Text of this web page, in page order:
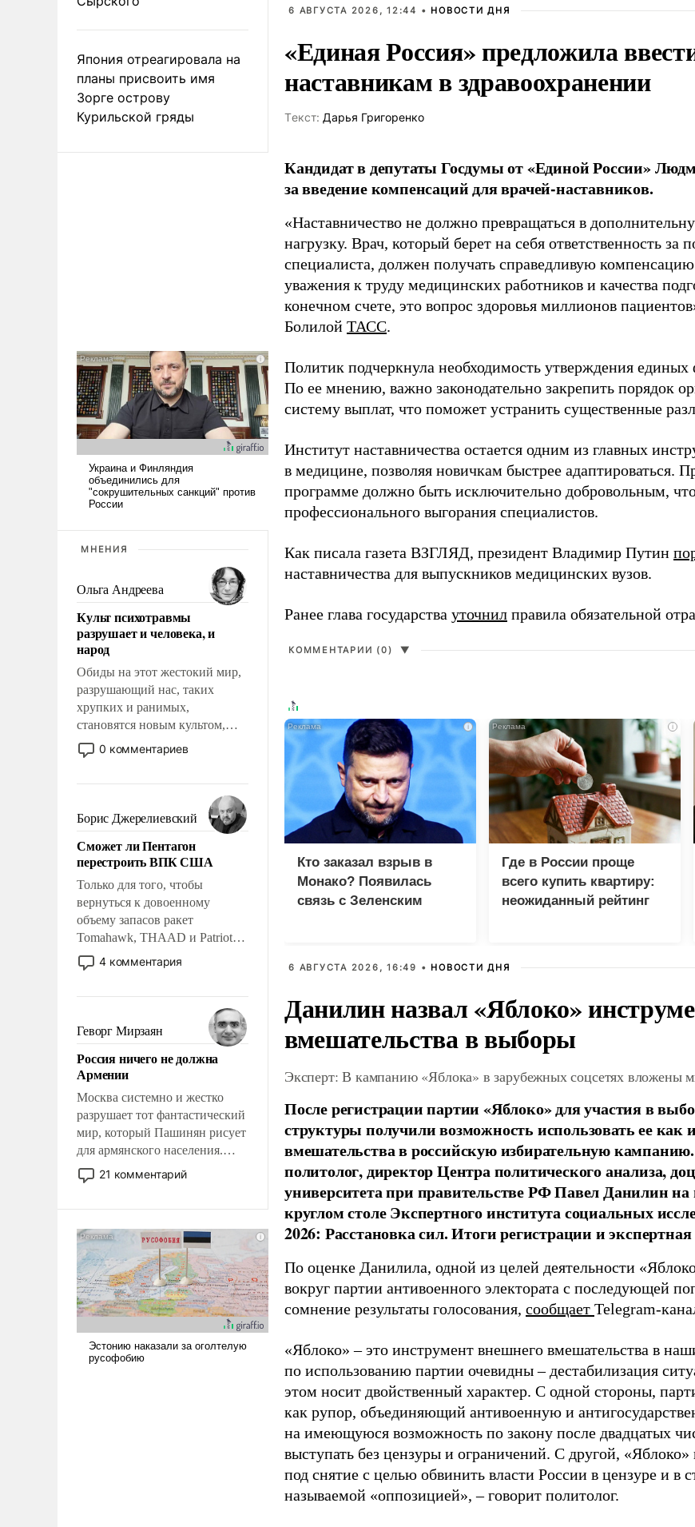
Япония отреагировала на
планы присвоить имя
Зорге острову
Курильской гряды
МНЕНИЯ
Ольга Андреева
Культ психотравмы
разрушает и человека, и
народ
Обиды на этот жестокий мир,
разрушающий нас, таких
хрупких и ранимых,
становятся новым культом,
постепенно вытесняя и
отменяя традиционное
мужественным и твердым под
ударами судьбы, брать на себя
ответственность, помогать
слабым, идти вперед и
адаптироваться.
0 комментариев
Борис Джерелиевский
Сможет ли Пентагон
перестроить ВПК США
Только для того, чтобы
вернуться к довоенному
объему запасов ракет
Tomahawk, THAAD и Patriot
США потребуется более трех
лет. Даже небольшая война с
Сложившаяся ситуация
означает многолетний период
уязвимости США, например,
перед Китаем.
4 комментария
Геворг Мирзаян
Россия ничего не должна
Армении
Москва системно и жестко
разрушает тот фантастический
мир, который Пашинян рисует
для армянского населения.
Мир, где политические
прожекты будут безусловно
налогоплательщиков и где
Еревану за свои поступки не
нужно отвечать.
21 комментарий
6 АВГУСТА 2026, 12:44 • НОВОСТИ ДНЯ
«Единая Россия» предложила
наставникам в здравоохранении
Tекст: Дарья Григоренко
Кандидат в депутаты Госдумы от «Единой России»
за введение компенсаций для врачей-наставников.
«Наставничество не должно превращаться в
нагрузку. Врач, который берет на себя ответственность за
специалиста, должен получать справедливую компенсацию
уважения к труду медицинских работников и качества
конечном счете, это вопрос здоровья миллионов
Болилой ТАСС.
Политик подчеркнула необходимость утверждения единых
По ее мнению, важно законодательно закрепить порядок
систему выплат, что поможет устранить существенные
Институт наставничества остается одним из главных
в медицине, позволяя новичкам быстрее адаптироваться.
программе должно быть исключительно добровольным,
профессионального выгорания специалистов.
Как писала газета ВЗГЛЯД, президент Владимир Путин
наставничества для выпускников медицинских вузов.
Ранее глава государства уточнил правила обязательной
КОММЕНТАРИИ (0) ▼
i
Кто заказал взрыв в
Монако? Появилась
связь с Зеленским
i
Где в России проще
всего купить квартиру:
неожиданный рейтинг
6 АВГУСТА 2026, 16:49 • НОВОСТИ ДНЯ
Данилин назвал «Яблоко»
вмешательства в выборы
Эксперт: В кампанию «Яблока» в зарубежных соцсетях вложены
После регистрации партии «Яблоко» для участия в
структуры получили возможность использовать ее как
вмешательства в российскую избирательную
политолог, директор Центра политического анализа,
университета при правительстве РФ Павел Данилин
круглом столе Экспертного института социальных
2026: Расстановка сил. Итоги регистрации и
По оценке Данилила, одной из целей деятельности
вокруг партии антивоенного электората с последующей
сомнение результаты голосования, сообщает Telegram-
«Яблоко» – это инструмент внешнего вмешательства в
по использованию партии очевидны – дестабилизация
этом носит двойственный характер. С одной стороны,
как рупор, объединяющий антивоенную и
на имеющуюся возможность по закону после двадцатых
выступать без цензуры и ограничений. С другой,
под снятие с целью обвинить власти России в цензуре и в
называемой «оппозицией», – говорит политолог.